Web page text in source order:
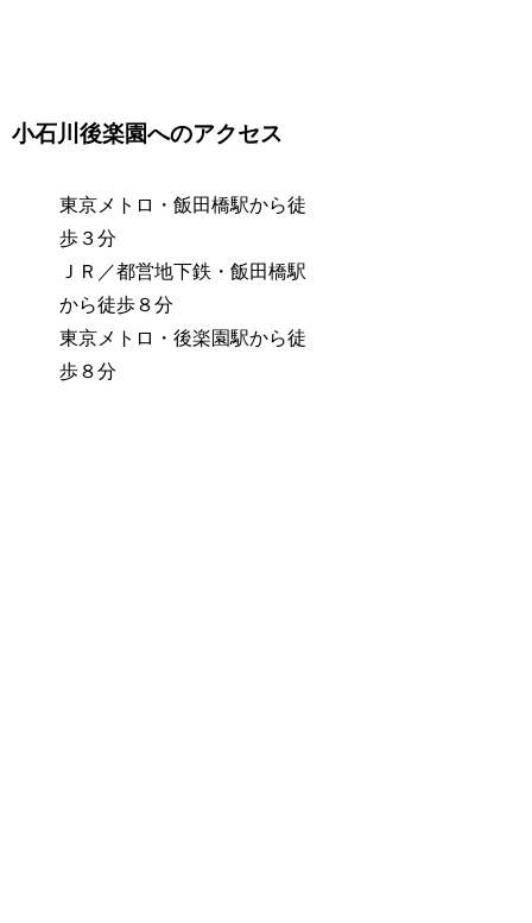
小石川後楽園へのアクセス
東京メトロ・飯田橋駅から徒
歩３分
ＪＲ／都営地下鉄・飯田橋駅
から徒歩８分
東京メトロ・後楽園駅から徒
歩８分